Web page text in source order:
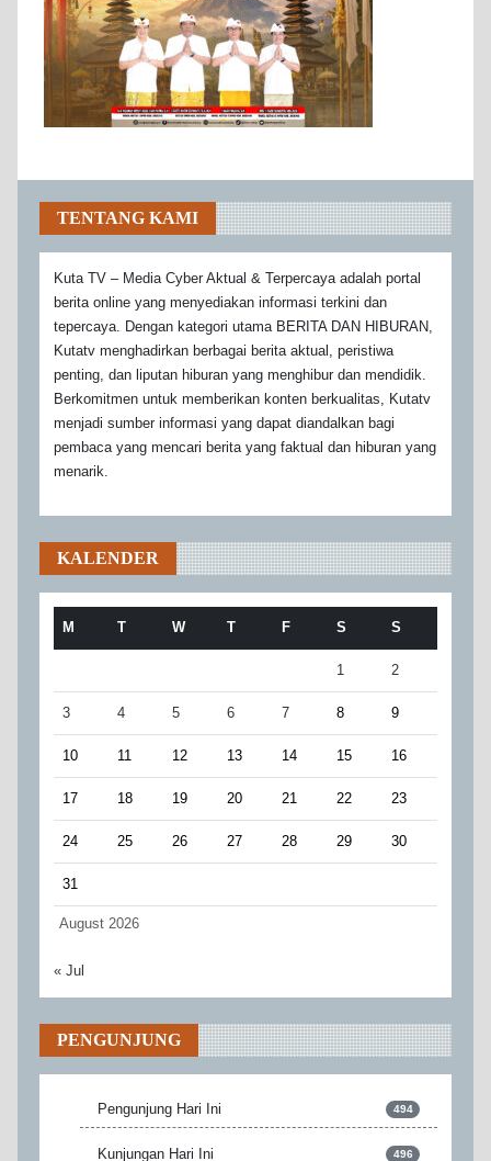
TENTANG KAMI
Kuta TV – Media Cyber Aktual & Terpercaya adalah portal
berita online yang menyediakan informasi terkini dan
tepercaya. Dengan kategori utama BERITA DAN HIBURAN,
Kutatv menghadirkan berbagai berita aktual, peristiwa
penting, dan liputan hiburan yang menghibur dan mendidik.
Berkomitmen untuk memberikan konten berkualitas, Kutatv
menjadi sumber informasi yang dapat diandalkan bagi
pembaca yang mencari berita yang faktual dan hiburan yang
menarik.
KALENDER
August 2026
M T W T F S S
1 2
3 4 5 6 7 8 9
10 11 12 13 14 15 16
17 18 19 20 21 22 23
24 25 26 27 28 29 30
31
« Jul
PENGUNJUNG
Pengunjung Hari Ini 494
Kunjungan Hari Ini 496